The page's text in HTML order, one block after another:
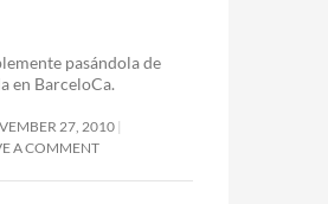
pasándola de
en BarceloCa.
27, 2010
A COMMENT